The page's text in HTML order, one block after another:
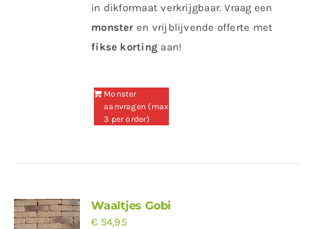
in dikformaat verkrijgbaar. Vraag een
monster en vrijblijvende offerte met
fikse korting aan!
Monster
aanvragen (max
3 per order)
Waaltjes Gobi
€ 54,95